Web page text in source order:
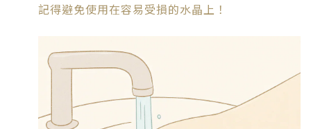
記得避免使用在容易受損的水晶上！